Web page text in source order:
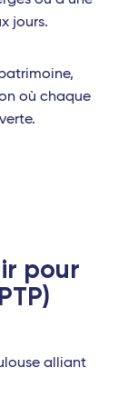
jours.
où chaque
pour
alliant